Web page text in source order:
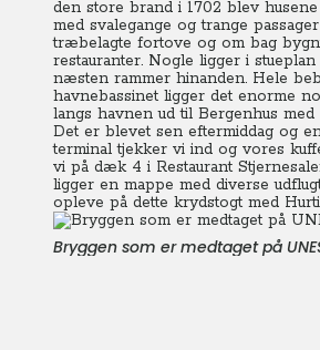
den store brand i 1702 blev
med svalegange og trange
træbelagte fortove og om bag
restauranter. Nogle ligger i
næsten rammer hinanden. Hele
havnebassinet ligger det enorme
langs havnen ud til Bergenhus
Det er blevet sen eftermiddag og
terminal tjekker vi ind og vores
vi på dæk 4 i Restaurant
ligger en mappe med diverse
opleve på dette krydstogt med
Bryggen som er medtaget på